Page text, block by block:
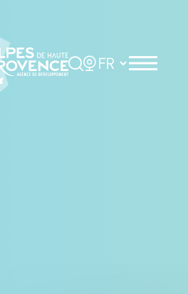
Rechercher
Choisir la langue